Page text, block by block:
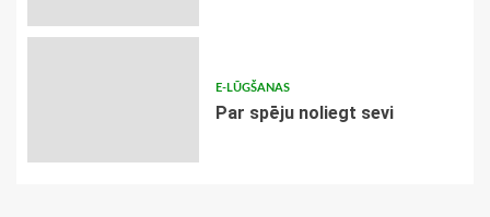
E-LŪGŠANAS
Par spēju noliegt sevi